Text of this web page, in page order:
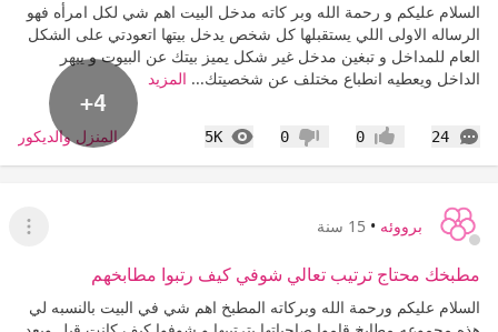
السلام عليكم و رحمة الله وبر كاته مدخل البيت اهم شي لكل امرأه فهو
الرساله الاولى اللي يستقبلها كل شخص يدخل بيتها اتعودتي على الشكل
العام للمداخل و تبغين مدخل غير شكل يميز بيتك عن البيوت و يبهر
الداخل ويعطيه انطباع مختلف عن شخصيتك... المزيد
+4
24
التعليقات إعجاب0 عدم إعجاب
0
5K
المشاهدات المنزل والديكور
برووئه • 15 سنة
عرض
مطبخك محتاج ترتيب تعالي شوفي كيف رتبوا مطابخهم
السلام عليكم ورحمة الله وبركاته المطبخ اهم شي في البيت بالنسبه لي